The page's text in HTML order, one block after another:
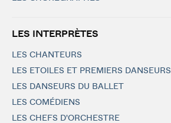
LES INTERPRÈTES
LES CHANTEURS
LES ETOILES ET PREMIERS DANSEURS
LES DANSEURS DU BALLET
LES COMÉDIENS
LES CHEFS D'ORCHESTRE